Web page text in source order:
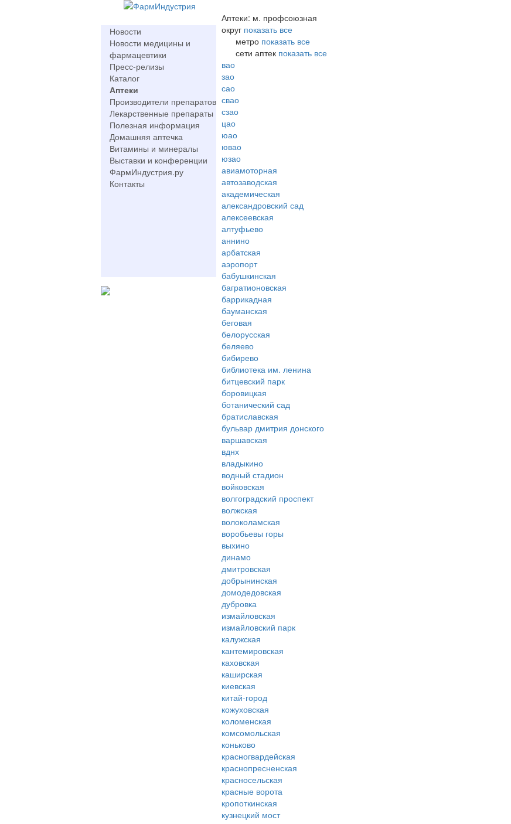
Новости
Новости медицины и
фармацевтики
Пресс-релизы
Каталог
Аптеки
Производители препаратов
Лекарственные препараты
Полезная информация
Домашняя аптечка
Витамины и минералы
Выставки и конференции
ФармИндустрия.ру
Контакты
Аптеки: м. профсоюзная
округ показать все
метро показать все
сети аптек показать все
вао
зао
сао
свао
сзао
цао
юао
ювао
юзао
авиамоторная
автозаводская
академическая
александровский сад
алексеевская
алтуфьево
аннино
арбатская
аэропорт
бабушкинская
багратионовская
баррикадная
бауманская
беговая
белорусская
беляево
бибирево
библиотека им. ленина
битцевский парк
боровицкая
ботанический сад
братиславская
бульвар дмитрия донского
варшавская
вднх
владыкино
водный стадион
войковская
волгоградский проспект
волжская
волоколамская
воробьевы горы
выхино
динамо
дмитровская
добрынинская
домодедовская
дубровка
измайловская
измайловский парк
калужская
кантемировская
каховская
каширская
киевская
китай-город
кожуховская
коломенская
комсомольская
коньково
красногвардейская
краснопресненская
красносельская
красные ворота
кропоткинская
кузнецкий мост